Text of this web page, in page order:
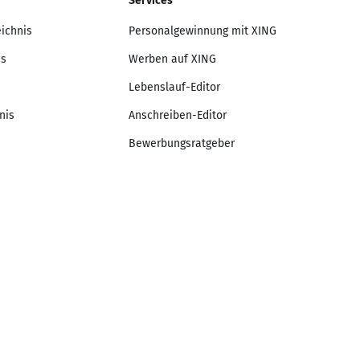
Personalgewinnung mit XING
Werben auf XING
Lebenslauf-Editor
Anschreiben-Editor
Bewerbungsratgeber